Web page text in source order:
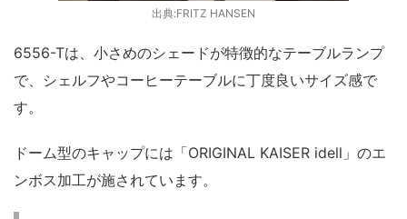
出典:FRITZ HANSEN
6556-Tは、小さめのシェードが特徴的なテーブルランプ
で、シェルフやコーヒーテーブルに丁度良いサイズ感で
す。
ドーム型のキャップには「ORIGINAL KAISER idell」のエ
ンボス加工が施されています。